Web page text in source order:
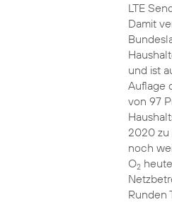
LTE
Damit
und ist
Auflage
von 97
2020 zu
noch
O2heute
Runden